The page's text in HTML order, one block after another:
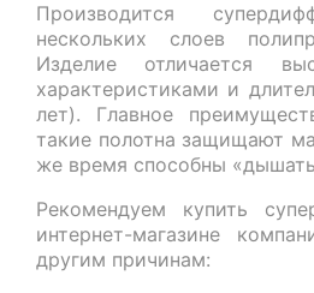
Производится
нескольких слоев
Изделие отличается
характеристиками и
лет). Главное
такие полотна защищают
же время способны
Рекомендуем купить
интернет-магазине
другим причинам: